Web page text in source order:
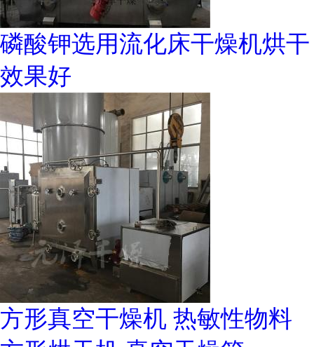
磷酸钾选用流化床干燥机烘干
效果好
方形真空干燥机 热敏性物料